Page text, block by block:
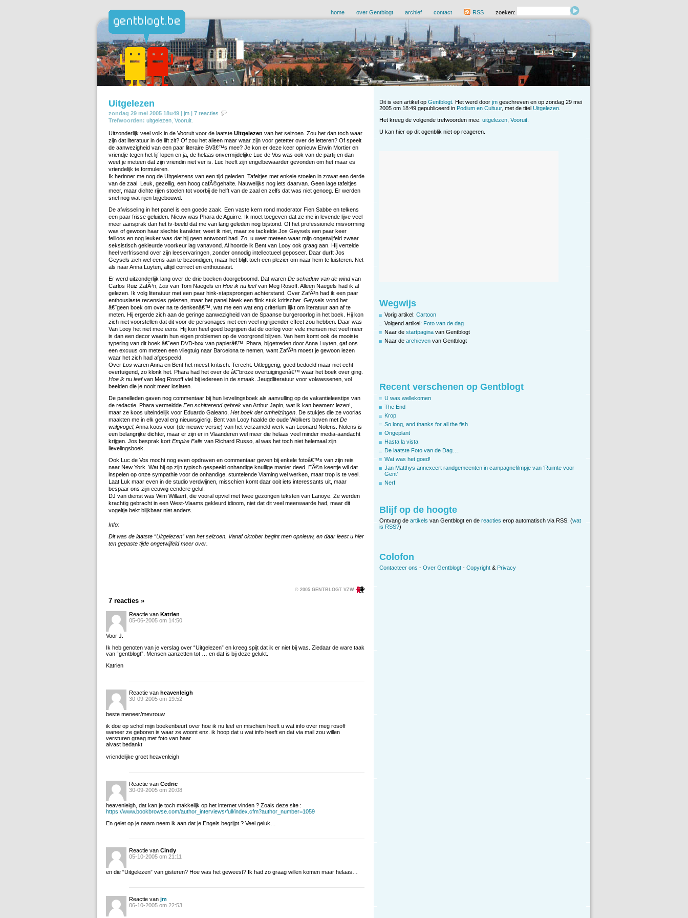
home over Gentblogt archief contact RSS zoeken:
Uitgelezen
zondag 29 mei 2005 18u49 | jm | 7 reacties
Trefwoorden: uitgelezen Vooruit
Uitzonderlijk veel volk in de Vooruit voor de laatste Uitgelezen van het seizoen. Zou het dan toch waar
zijn dat literatuur in de lift zit? Of zou het alleen maar waar zijn voor getetter over de letteren? Of speelt
de aanwezigheid van een paar literaire BVâ€™s mee? Je kon er deze keer opnieuw Erwin Mortier en
vriendje tegen het lijf lopen en ja, de helaas onvermijdelijke Luc de Vos was ook van de partij en dan
weet je meteen dat zijn vriendin niet ver is. Luc heeft zijn engelbewaarder gevonden om het maar es
vriendelijk te formuleren.
Ik herinner me nog de Uitgelezens van een tijd geleden. Tafeltjes met enkele stoelen in zowat een derde
van de zaal. Leuk, gezellig, een hoog cafÃ©gehalte. Nauwelijks nog iets daarvan. Geen lage tafeltjes
meer, maar dichte rijen stoelen tot voorbij de helft van de zaal en zelfs dat was niet genoeg. Er werden
snel nog wat rijen bijgebouwd.
De afwisseling in het panel is een goede zaak. Een vaste kern rond moderator Fien Sabbe en telkens
een paar frisse geluiden. Nieuw was Phara de Aguirre. Ik moet toegeven dat ze me in levende lijve veel
meer aansprak dan het tv-beeld dat me van lang geleden nog bijstond. Of het professionele misvorming
was of gewoon haar slechte karakter, weet ik niet, maar ze tackelde Jos Geysels een paar keer
feilloos en nog leuker was dat hij geen antwoord had. Zo, u weet meteen waar mijn ongetwijfeld zwaar
seksistisch gekleurde voorkeur lag vanavond. Al hoorde ik Bent van Looy ook graag aan. Hij vertelde
heel verfrissend over zijn leeservaringen, zonder onnodig intellectueel geposeer. Daar durft Jos
Geysels zich wel eens aan te bezondigen, maar het blijft toch een plezier om naar hem te luisteren. Net
als naar Anna Luyten, altijd correct en enthousiast.
Er werd uitzonderlijk lang over de drie boeken doorgeboomd. Dat waren De schaduw van de windvan
Carlos Ruiz ZafÃ³n, Los van Tom Naegels en Hoe ik nu leefvan Meg Rosoff. Alleen Naegels had ik al
gelezen. Ik volg literatuur met een paar hink-stapsprongen achterstand. Over ZafÃ³n had ik een paar
enthousiaste recensies gelezen, maar het panel bleek een flink stuk kritischer. Geysels vond het
â€˜geen boek om over na te denkenâ€™, wat me een wat eng criterium lijkt om literatuur aan af te
meten. Hij ergerde zich aan de geringe aanwezigheid van de Spaanse burgeroorlog in het boek. Hij kon
zich niet voorstellen dat dit voor de personages niet een veel ingrijpender effect zou hebben. Daar was
Van Looy het niet mee eens. Hij kon heel goed begrijpen dat de oorlog voor vele mensen niet veel meer
is dan een decor waarin hun eigen problemen op de voorgrond blijven. Van hem komt ook de mooiste
typering van dit boek â€˜een DVD-box van papierâ€™. Phara, bijgetreden door Anna Luyten, gaf ons
een excuus om meteen een vliegtuig naar Barcelona te nemen, want ZafÃ³n moest je gewoon lezen
waar het zich had afgespeeld.
Over Los waren Anna en Bent het meest kritisch. Terecht. Uitleggerig, goed bedoeld maar niet echt
overtuigend, zo klonk het. Phara had het over de â€˜broze overtuigingenâ€™ waar het boek over ging.
Hoe ik nu leefvan Meg Rosoff viel bij iedereen in de smaak. Jeugdliteratuur voor volwassenen, vol
beelden die je nooit meer loslaten.
De panelleden gaven nog commentaar bij hun lievelingsboek als aanvulling op de vakantieleestips van
de redactie. Phara vermeldde Een schitterend gebrek van Arthur Japin, wat ik kan beamen: lezen!,
maar ze koos uiteindelijk voor Eduardo Galeano, Het boek der omhelzingen . De stukjes die ze voorlas
maakten me in elk geval erg nieuwsgierig. Bent van Looy haalde de oude Wolkers boven met De
walgvogel, Anna koos voor (de nieuwe versie) van het verzameld werk van Leonard Nolens. Nolens is
een belangrijke dichter, maar er zijn er in Vlaanderen wel meer die helaas veel minder media-aandacht
krijgen. Jos besprak kort Empire Falls van Richard Russo, al was het toch niet helemaal zijn
lievelingsboek.
Ook Luc de Vos mocht nog even opdraven en commentaar geven bij enkele fotoâ€™s van zijn reis
naar New York. Wat hij op zijn typisch gespeeld onhandige knullige manier deed. EÃ©n keertje wil dat
inspelen op onze sympathie voor de onhandige, stuntelende Vlaming wel werken, maar trop is te veel.
Laat Luk maar even in de studio verdwijnen, misschien komt daar ooit iets interessants uit, maar
bespaar ons zijn eeuwig eendere gelul.
DJ van dienst was Wim Willaert, die vooral opviel met twee gezongen teksten van Lanoye. Ze werden
krachtig gebracht in een West-Vlaams gekleurd idioom, niet dat dit veel meerwaarde had, maar dit
vogeltje bekt blijkbaar niet anders.
Info:
Dit was de laatste “Uitgelezen” van het seizoen. Vanaf oktober begint men opnieuw, en daar leest u hier
ten gepaste tijde ongetwijfeld meer over.
© 2005 GENTBLOGT VZW
7 reacties »
Reactie van Katrien
05-06-2005 om 14:50
Voor J.
Ik heb genoten van je verslag over “Uitgelezen” en kreeg spijt dat ik er niet bij was. Ziedaar de ware taak
van “gentblogt”. Mensen aanzetten tot … en dat is bij deze gelukt.
Katrien
Reactie van heavenleigh
30-09-2005 om 19:52
beste meneer/mevrouw
ik doe op schol mijn boekenbeurt over hoe ik nu leef en mischien heeft u wat info over meg rosoff
waneer ze geboren is waar ze woont enz. ik hoop dat u wat info heeft en dat via mail zou willen
versturen graag met foto van haar.
alvast bedankt
vriendelijke groet heavenleigh
Reactie van Cedric
30-09-2005 om 20:08
heavenleigh, dat kan je toch makkelijk op het internet vinden ? Zoals deze site :
https://www.bookbrowse.com/author_interviews/full/index.cfm?author_number=1059
En gelet op je naam neem ik aan dat je Engels begrijpt ? Veel geluk…
Reactie van Cindy
05-10-2005 om 21:11
en die “Uitgelezen” van gisteren? Hoe was het geweest? Ik had zo graag willen komen maar helaas…
Reactie van jm
06-10-2005 om 22:53
Dit is een artikel op Gentblogt . Het werd door jm geschreven en op zondag 29 mei
2005 om 18:49 gepubliceerd in Podium en Cultuur, met de titel Uitgelezen
Het kreeg de volgende trefwoorden mee: uitgelezen Vooruit
U kan hier op dit ogenblik niet op reageren.
Wegwijs
Vorig artikel: Cartoon
Volgend artikel: Foto van de dag
Naar de startpagina van Gentblogt
Naar de archieven van Gentblogt
Recent verschenen op Gentblogt
U was wellekomen
The End
Krop
So long, and thanks for all the fish
Ongeplant
Hasta la vista
De laatste Foto van de Dag….
Wat was het goed!
Jan Matthys annexeert randgemeenten in campagnefilmpje van ‘Ruimte voor
Gent’
Nerf
Blijf op de hoogte
Ontvang de artikels van Gentblogt en de reacties erop automatisch via RSS. (wat
is RSS?)
Colofon
Contacteer ons - Over Gentblogt - Copyright & Privacy